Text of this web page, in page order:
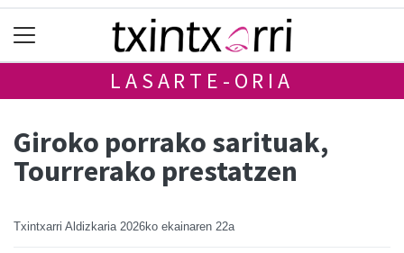
LASARTE-ORIA
Giroko porrako sarituak,
Tourrerako prestatzen
Txintxarri Aldizkaria 2026ko ekainaren 22a